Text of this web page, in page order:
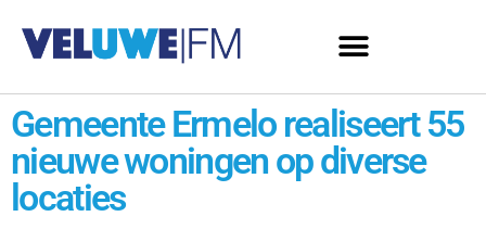
Gemeente Ermelo realiseert 55
nieuwe woningen op diverse
locaties